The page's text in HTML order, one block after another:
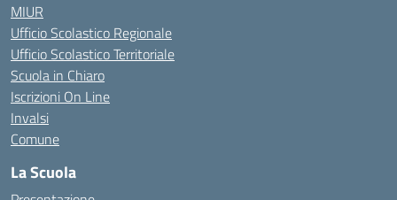
MIUR
Ufficio Scolastico Regionale
Ufficio Scolastico Territoriale
Scuola in Chiaro
Iscrizioni On Line
Invalsi
Comune
La Scuola